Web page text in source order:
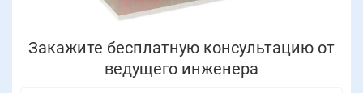
Закажите бесплатную консультацию от
ведущего инженера